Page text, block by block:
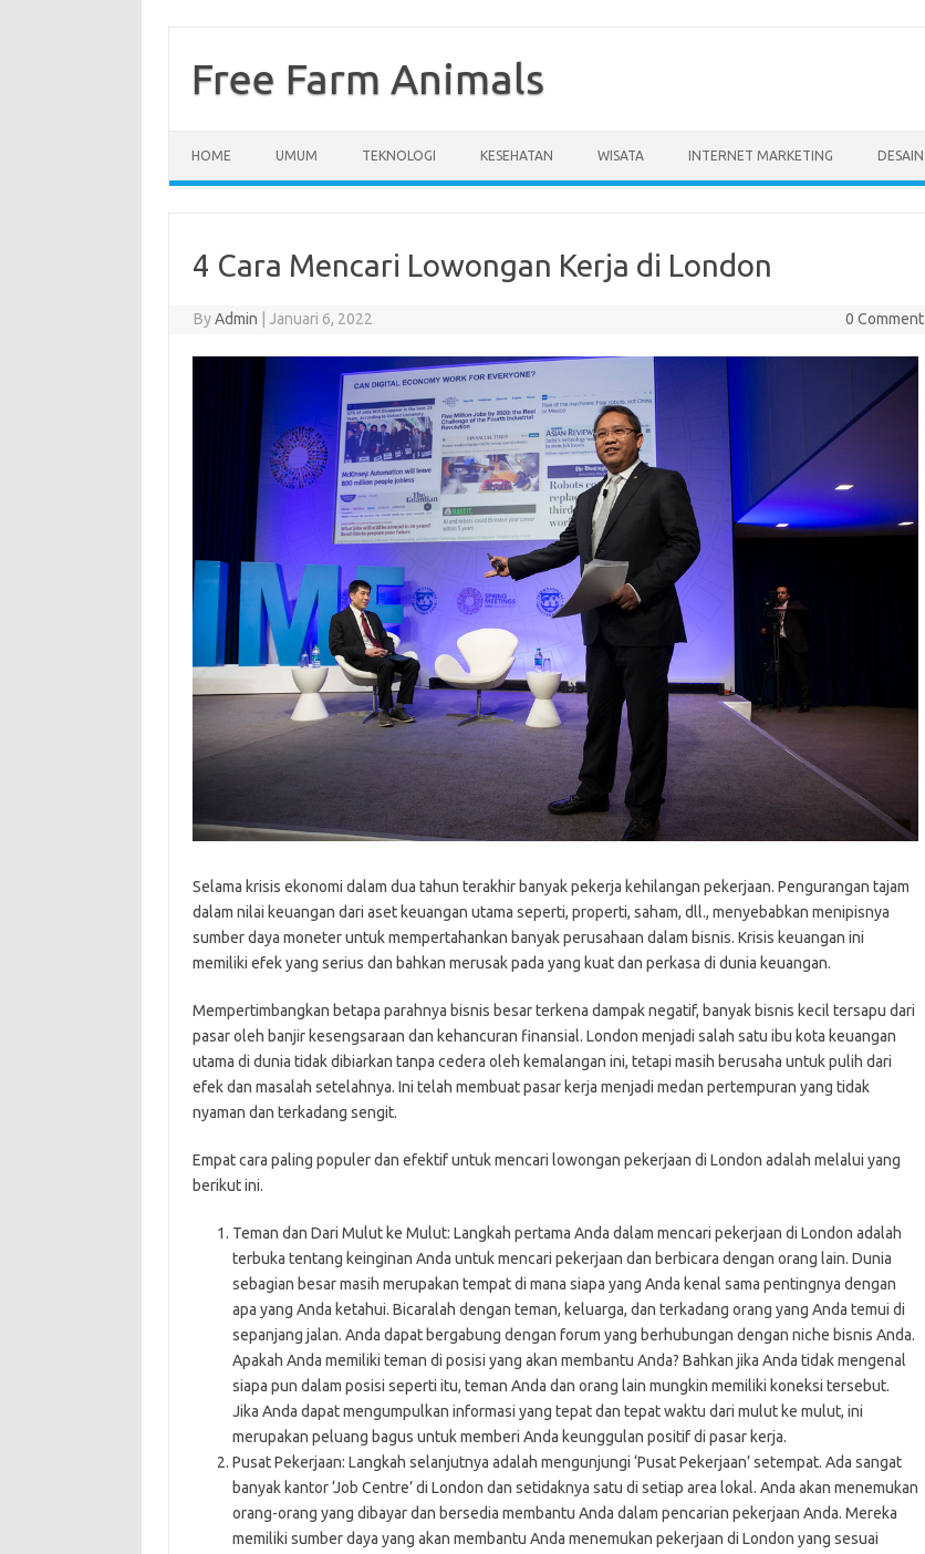
contentFree Farm Animals
HOME UMUM TEKNOLOGI KESEHATAN WISATA INTERNET MARKETING DESAIN
4 Cara Mencari Lowongan Kerja di London
ByAdmin Januari 6, 2022 0 Comment
Selama krisis ekonomi dalam dua tahun terakhir banyak pekerja kehilangan pekerjaan. Pengurangan tajam
dalam nilai keuangan dari aset keuangan utama seperti, properti, saham, dll., menyebabkan menipisnya
sumber daya moneter untuk mempertahankan banyak perusahaan dalam bisnis. Krisis keuangan ini
memiliki efek yang serius dan bahkan merusak pada yang kuat dan perkasa di dunia keuangan.
Mempertimbangkan betapa parahnya bisnis besar terkena dampak negatif, banyak bisnis kecil tersapu dari
pasar oleh banjir kesengsaraan dan kehancuran finansial. London menjadi salah satu ibu kota keuangan
utama di dunia tidak dibiarkan tanpa cedera oleh kemalangan ini, tetapi masih berusaha untuk pulih dari
efek dan masalah setelahnya. Ini telah membuat pasar kerja menjadi medan pertempuran yang tidak
nyaman dan terkadang sengit.
Empat cara paling populer dan efektif untuk mencari lowongan pekerjaan di London adalah melalui yang
berikut ini.
Teman dan Dari Mulut ke Mulut: Langkah pertama Anda dalam mencari pekerjaan di London adalah
terbuka tentang keinginan Anda untuk mencari pekerjaan dan berbicara dengan orang lain. Dunia
sebagian besar masih merupakan tempat di mana siapa yang Anda kenal sama pentingnya dengan
apa yang Anda ketahui. Bicaralah dengan teman, keluarga, dan terkadang orang yang Anda temui di
sepanjang jalan. Anda dapat bergabung dengan forum yang berhubungan dengan niche bisnis Anda.
Apakah Anda memiliki teman di posisi yang akan membantu Anda? Bahkan jika Anda tidak mengenal
siapa pun dalam posisi seperti itu, teman Anda dan orang lain mungkin memiliki koneksi tersebut.
Jika Anda dapat mengumpulkan informasi yang tepat dan tepat waktu dari mulut ke mulut, ini
merupakan peluang bagus untuk memberi Anda keunggulan positif di pasar kerja.
Pusat Pekerjaan: Langkah selanjutnya adalah mengunjungi ‘Pusat Pekerjaan’ setempat. Ada sangat
banyak kantor ‘Job Centre’ di London dan setidaknya satu di setiap area lokal. Anda akan menemukan
orang-orang yang dibayar dan bersedia membantu Anda dalam pencarian pekerjaan Anda. Mereka
memiliki sumber daya yang akan membantu Anda menemukan pekerjaan di London yang sesuai